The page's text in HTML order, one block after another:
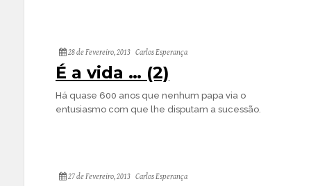
28 de Fevereiro, 2013 Carlos Esperança
É a vida … (2)
Há quase 600 anos que nenhum papa via o
entusiasmo com que lhe disputam a sucessão.
27 de Fevereiro, 2013 Carlos Esperança